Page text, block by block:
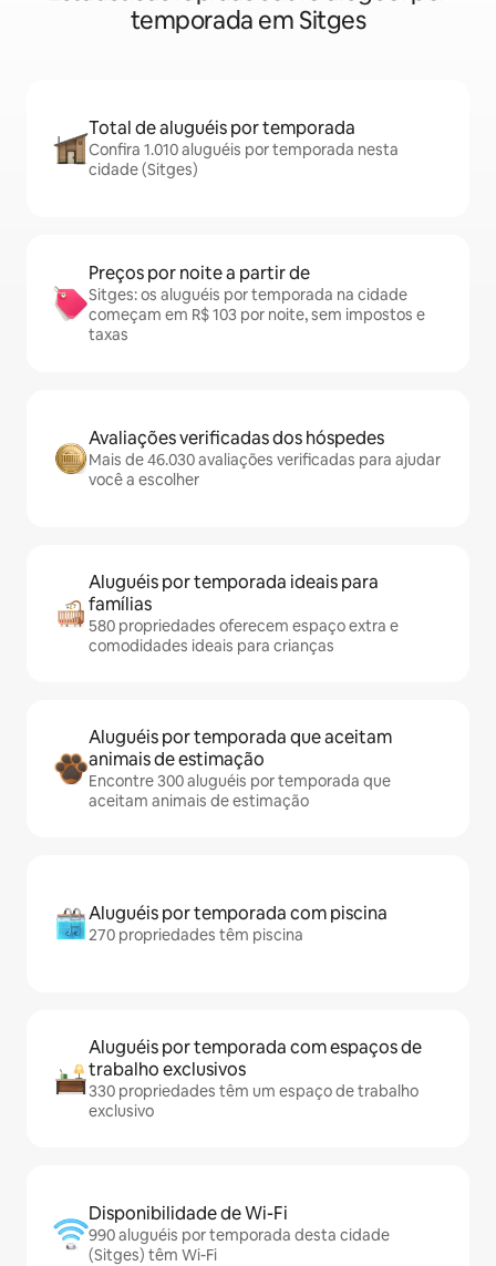
temporada em Sitges
Total de aluguéis por temporada
Confira 1.010 aluguéis por temporada nesta
cidade (Sitges)
Preços por noite a partir de
Sitges: os aluguéis por temporada na cidade
começam em R$ 103 por noite, sem impostos e
taxas
Avaliações verificadas dos hóspedes
Mais de 46.030 avaliações verificadas para ajudar
você a escolher
Aluguéis por temporada ideais para
famílias
580 propriedades oferecem espaço extra e
comodidades ideais para crianças
Aluguéis por temporada que aceitam
animais de estimação
Encontre 300 aluguéis por temporada que
aceitam animais de estimação
Aluguéis por temporada com piscina
270 propriedades têm piscina
Aluguéis por temporada com espaços de
trabalho exclusivos
330 propriedades têm um espaço de trabalho
exclusivo
Disponibilidade de Wi-Fi
990 aluguéis por temporada desta cidade
(Sitges) têm Wi-Fi